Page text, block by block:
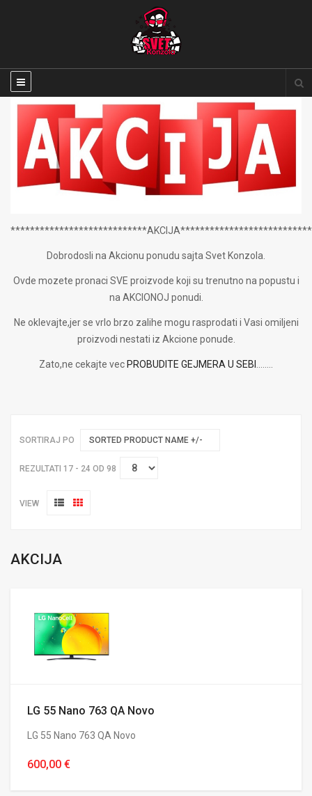
Dobrodosli na Akcionu ponudu sajta Svet Konzola.
Ovde mozete pronaci SVE proizvode koji su trenutno na popustu i
na AKCIONOJ ponudi.
Ne oklevajte,jer se vrlo brzo zalihe mogu rasprodati i Vasi omiljeni
proizvodi nestati iz Akcione ponude.
Zato,ne cekajte vec PROBUDITE GEJMERA U SEBI
SORTIRAJ PO SORTED PRODUCT NAME +/-
REZULTATI 17 - 24 OD 98
VIEW
AKCIJA
LG 55 Nano 763 QA Novo
LG 55 Nano 763 QA Novo
600,00 €